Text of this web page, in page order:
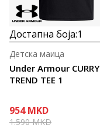
Достапна боја:1
Under Armour CURRY
TREND TEE 1
Детска маица
954 MKD
1.590MKD